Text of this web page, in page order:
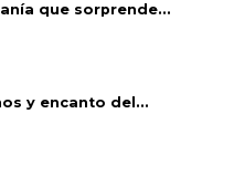
que sorprende...
y encanto del...